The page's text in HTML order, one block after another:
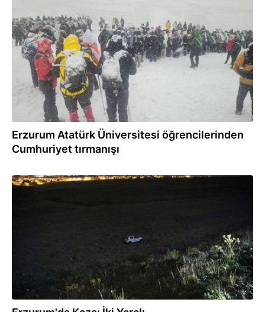
Erzurum Atatürk Üniversitesi öğrencilerinden
Cumhuriyet tırmanışı
08.10.2025